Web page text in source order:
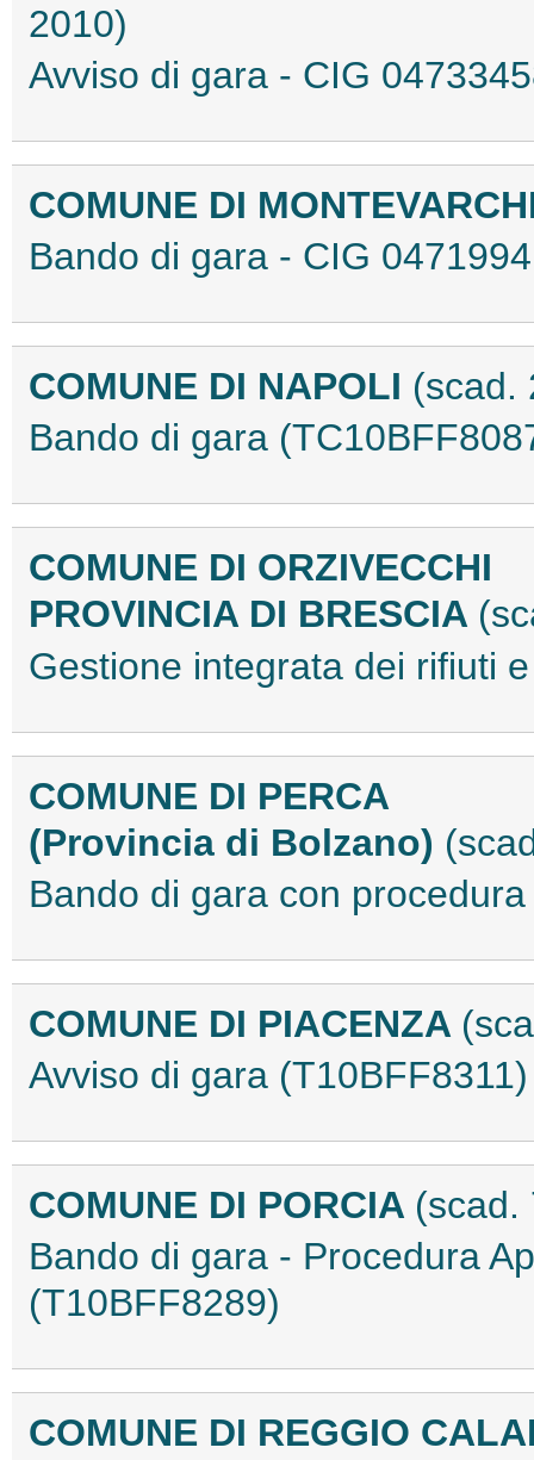
2010)
Avviso di gara - CIG
COMUNE DI
Bando di gara - CIG
COMUNE DI NAPOLI (scad.
Bando di gara
COMUNE DI ORZIVECCHI
PROVINCIA DI BRESCIA
Gestione integrata dei rifiuti
COMUNE DI PERCA
(Provincia di Bolzano)
Bando di gara con
COMUNE DI PIACENZA
Avviso di gara (T10BFF8311)
COMUNE DI PORCIA (scad.
Bando di gara - Procedura
(T10BFF8289)
COMUNE DI REGGIO